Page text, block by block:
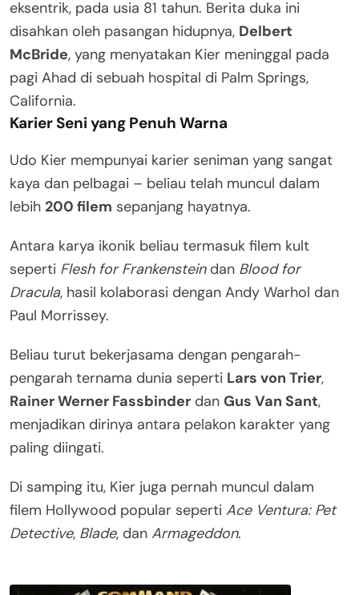
eksentrik, pada usia 81 tahun. Berita duka ini
disahkan oleh pasangan hidupnya, Delbert
McBride, yang menyatakan Kier meninggal pada
pagi Ahad di sebuah hospital di Palm Springs,
California.
Karier Seni yang Penuh Warna
Udo Kier mempunyai karier seniman yang sangat
kaya dan pelbagai – beliau telah muncul dalam
lebih 200 filem sepanjang hayatnya.
Antara karya ikonik beliau termasuk filem kult
seperti Flesh for Frankensteindan Blood for
Dracula, hasil kolaborasi dengan Andy Warhol dan
Paul Morrissey.
Beliau turut bekerjasama dengan pengarah-
pengarah ternama dunia seperti Lars von Trier,
Rainer Werner Fassbinder dan Gus Van Sant,
menjadikan dirinya antara pelakon karakter yang
paling diingati.
Di samping itu, Kier juga pernah muncul dalam
filem Hollywood popular seperti Ace Ventura: Pet
Detective, Blade, dan Armageddon.